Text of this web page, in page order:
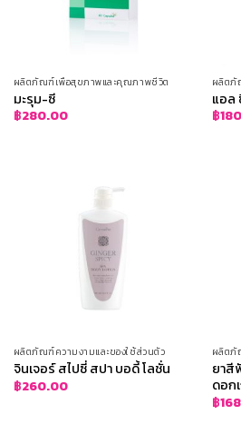
ผลิตภัณฑ์เพื่อสุขภาพและคุณภาพชีวิต
มะรุม-ซี
฿280.00
ผลิตภั
แอล
฿
ผลิตภัณฑ์ความงามและของใช้ส่วนตัว
จินเจอร์ สไปซี่ สปา บอดี้ โลชั่น
฿260.00
ผลิตภั
ยาสี
ดอก
฿